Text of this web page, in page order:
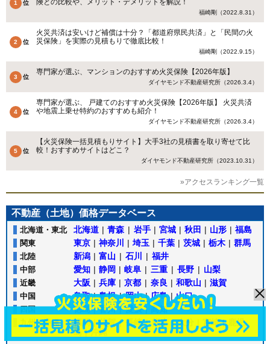
険との比較や、メリット・デメリットを解説！
福崎剛（2022.8.31）
火災共済は安いけど補償は十分？「都道府県民共済」と「民間の火
災保険」を実際の見積もりで徹底比較！
福崎剛（2022.9.15）
専門家が選ぶ、マンションのおすすめ火災保険【2026年版】
ダイヤモンド不動産研究所（2026.3.4）
専門家が選ぶ、 戸建てのおすすめ火災保険【2026年版】 火災共済
や地震上乗せ特約のおすすめも紹介！
ダイヤモンド不動産研究所（2026.3.4）
【火災保険一括見積もりサイト】大手3社の見積書を取り寄せて比
較！おすすめサイトはどこ？
ダイヤモンド不動産研究所（2023.10.31）
»アクセスランキング一覧
不動産（土地）価格データベース
北海道・東北 北海道 | 青森 | 岩手 | 宮城 | 秋田 | 山形 | 福島
関東 東京 | 神奈川 | 埼玉 | 千葉 | 茨城 | 栃木 | 群馬
北陸 新潟 | 富山 | 石川 | 福井
中部 愛知 | 静岡 | 岐阜 | 三重 | 長野 | 山梨
近畿 大阪 | 兵庫 | 京都 | 奈良 | 和歌山 | 滋賀
中国 鳥取 | 島根 | 岡山 | 広島 | 山口
四国 徳島 | 香川 | 愛媛 | 高知
九州・沖縄 福岡 | 佐賀 | 長崎 | 熊本 | 大分 宮崎 |
鹿児
島 | 沖縄